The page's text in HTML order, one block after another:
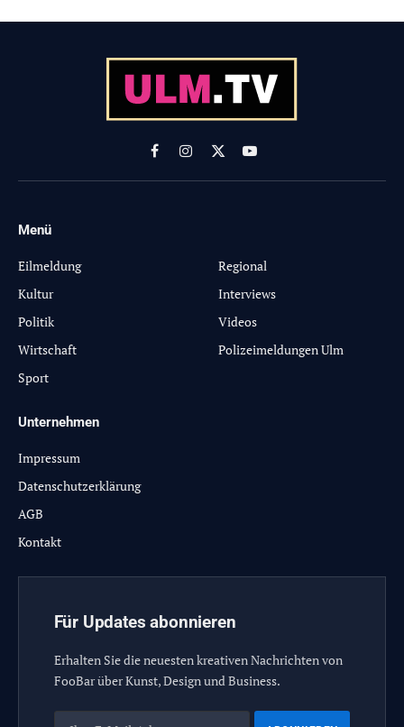
FacebookInstagram
X
(Twitter)
YouTube
Menü
Eilmeldung
Kultur
Politik
Wirtschaft
Sport
Regional
Interviews
Videos
Polizeimeldungen Ulm
Unternehmen
Impressum
Datenschutzerklärung
AGB
Kontakt
Für Updates abonnieren
Erhalten Sie die neuesten kreativen Nachrichten von
FooBar über Kunst, Design und Business.